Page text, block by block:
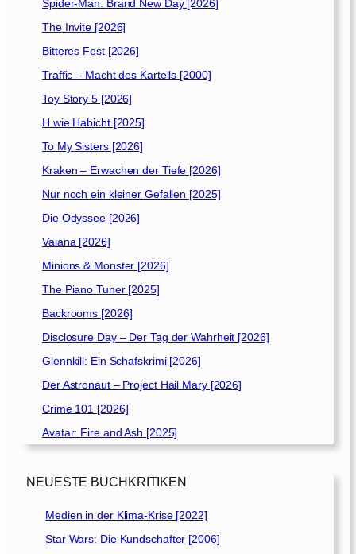
[
2
0
3
]
2
0
1
]
Spider-Man: Brand New Day [2026]
The Invite [2026]
Bitteres Fest [2026]
Traffic – Macht des Kartells [2000]
Toy Story 5 [2026]
H wie Habicht [2025]
To My Sisters [2026]
Kraken – Erwachen der Tiefe [2026]
Nur noch ein kleiner Gefallen [2025]
Die Odyssee [2026]
Vaiana [2026]
Minions & Monster [2026]
The Piano Tuner [2025]
Backrooms [2026]
Disclosure Day – Der Tag der Wahrheit [2026]
Glennkill: Ein Schafskrimi [2026]
Der Astronaut – Project Hail Mary [2026]
Crime 101 [2026]
Avatar: Fire and Ash [2025]
NEUESTE BUCHKRITIKEN
Medien in der Klima-Krise [2022]
Star Wars: Die Kundschafter [2006]